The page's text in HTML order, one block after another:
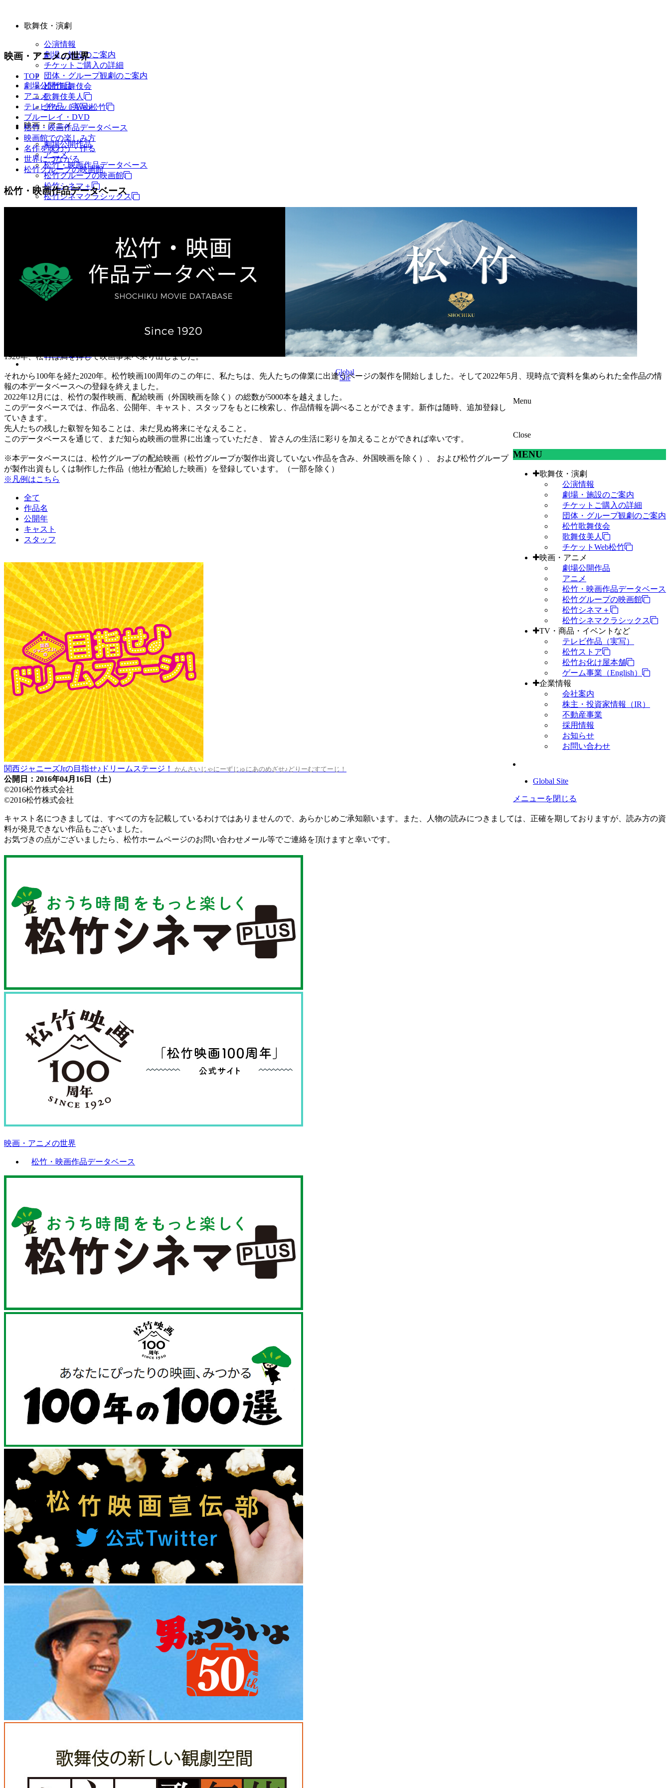
歌舞伎・演劇
公演情報
劇場・施設のご案内
チケットご購入の詳細
団体・グループ観劇のご案内
松竹歌舞伎会
歌舞伎美人
チケットWeb松竹
映画・アニメ
劇場公開作品
アニメ
松竹・映画作品データベース
松竹グループの映画館
松竹シネマ＋
松竹シネマクラシックス
松竹ストア（通販サイト）
ゲーム事業（English）
企業情報
会社案内
Global
Site
Menu
Close
MENU
歌舞伎・演劇
公演情報
劇場・施設のご案内
チケットご購入の詳細
団体・グループ観劇のご案内
松竹歌舞伎会
歌舞伎美人
チケットWeb松竹
映画・アニメ
劇場公開作品
アニメ
松竹・映画作品データベース
松竹グループの映画館
松竹シネマ＋
松竹シネマクラシックス
TV・商品・イベントなど
テレビ作品（実写）
松竹ストア
松竹お化け屋本舗
ゲーム事業（English）
企業情報
会社案内
株主・投資家情報（IR）
不動産事業
採用情報
お知らせ
お問い合わせ
Global Site
メニューを閉じる
映画・アニメの世界
TOP
劇場公開作品
アニメ
テレビ作品（実写）
ブルーレイ・DVD
松竹・映画作品データベース
映画館での楽しみ方
名作を味わう・作る
世界につながる
松竹グループの映画館
松竹・映画作品データベース
1920年、松竹は満を持して映画事業へ乗り出しました。
それから100年を経た2020年。松竹映画100周年のこの年に、私たちは、先人たちの偉業に出逢うページの製作を開始しました。そして2022年5月、現時点で資料を集められた全作品の情
報の本データベースへの登録を終えました。
2022年12月には、松竹の製作映画、配給映画（外国映画を除く）の総数が5000本を越えました。
このデータベースでは、作品名、公開年、キャスト、スタッフをもとに検索し、作品情報を調べることができます。新作は随時、追加登録し
ていきます。
先人たちの残した叡智を知ることは、未だ見ぬ将来にそなえること。
このデータベースを通じて、まだ知らぬ映画の世界に出逢っていただき、 皆さんの生活に彩りを加えることができれば幸いです。
※本データベースには、松竹グループの配給映画（松竹グループが製作出資していない作品を含み、外国映画を除く）、 および松竹グループ
が製作出資もしくは制作した作品（他社が配給した映画）を登録しています。（一部を除く）
※凡例はこちら
全て
作品名
公開年
キャスト
スタッフ
関西ジャニーズJrの目指せ♪ドリームステージ！ かんさいじゃにーずじゅにあのめざせ♪どりーむすてーじ！
公開日：2016年04月16日（土）
©2016松竹株式会社
©2016松竹株式会社
キャスト名につきましては、すべての方を記載しているわけではありませんので、あらかじめご承知願います。また、人物の読みにつきましては、正確を期しておりますが、読み方の資
料が発見できない作品もございました。
お気づきの点がございましたら、松竹ホームページのお問い合わせメール等でご連絡を頂けますと幸いです。
映画・アニメの世界
松竹・映画作品データベース